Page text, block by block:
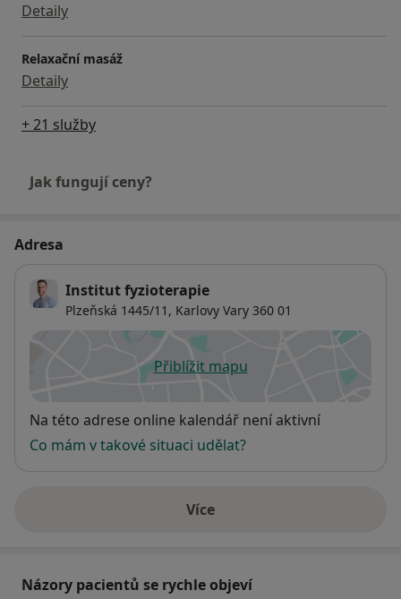
Detaily
Relaxační masáž
Detaily
+ 21 služby
Jak fungují ceny?
Adresa
Institut fyzioterapie
Plzeňská 1445/11, Karlovy Vary 360 01
Přiblížit mapuse otevře v nové záložce
Dostupnost
Na této adrese online kalendář není aktivní
Co mám v takové situaci udělat?
Víceo adrese
Názory pacientů se rychle objeví